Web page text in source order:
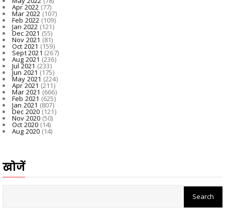
Apr 2022 (77)
Mar 2022(107)
Feb 2022 (109)
Jan 2022 (121)
Dec 2021 (55)
Nov 2021 (81)
Oct 2021 (159)
Sept 2021 (267)
Aug 2021 (236)
Jul 2021 (233)
Jun 2021(175)
May 2021(224)
Apr 2021 (211)
Mar 2021 (666)
Feb 2021 (625)
Jan 2021 (807)
Dec 2020(121)
Nov 2020 (50)
Oct 2020 (14)
Aug 2020(14)
खोजें